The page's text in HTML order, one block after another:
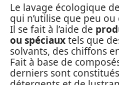
Le lavage écologique
qui n’utilise que peu ou
Il se fait à l’aide de
ou spéciauxtels que
solvants, des chiffons
Fait à base de
derniers sont